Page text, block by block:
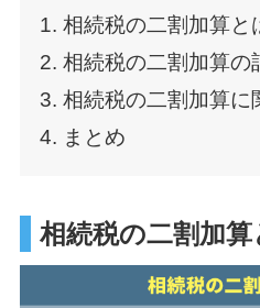
1. 相続税の二割加算と
2. 相続税の二割加算の
3. 相続税の二割加算に
4. まとめ
相続税の二割加算